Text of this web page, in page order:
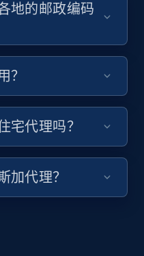
地的邮政编码
？
宅代理吗？
加代理？